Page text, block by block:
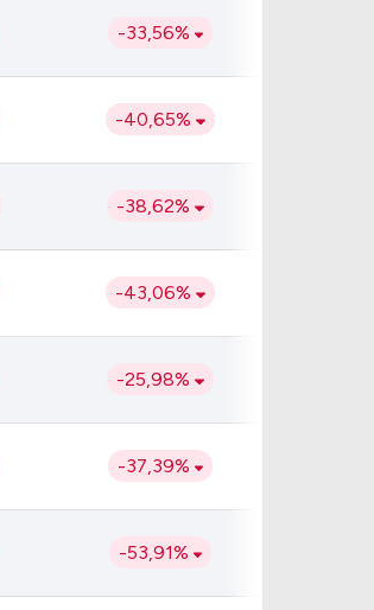
-33,56%
-40,65%
-38,62%
-43,06%
-25,98%
-37,39%
-53,91%